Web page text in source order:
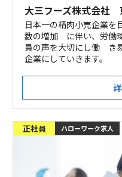
大三フーズ株式会社
日本一の精肉小売企業を
数の増加 に伴い、労働
員の声を大切にし働 き
企業にしていきます。
正社員 ハローワーク求人